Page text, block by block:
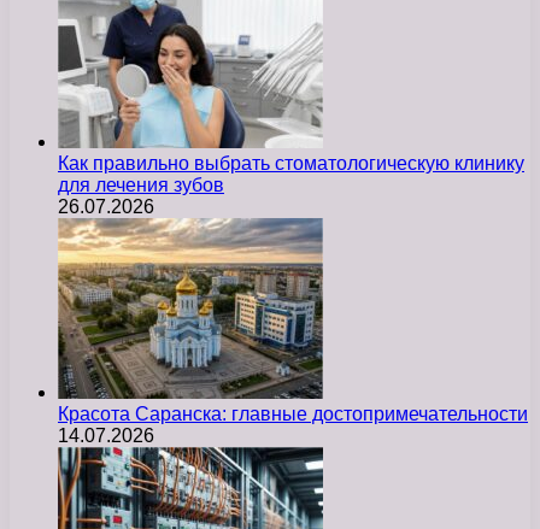
Как правильно выбрать стоматологическую клинику
для лечения зубов
26.07.2026
Красота Саранска: главные достопримечательности
14.07.2026